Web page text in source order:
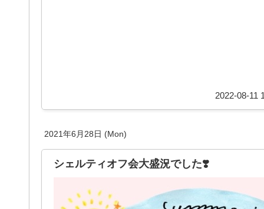
2022-08-11
2021年6月28日 (Mon)
シェルティオフ会大盛況でした❣️